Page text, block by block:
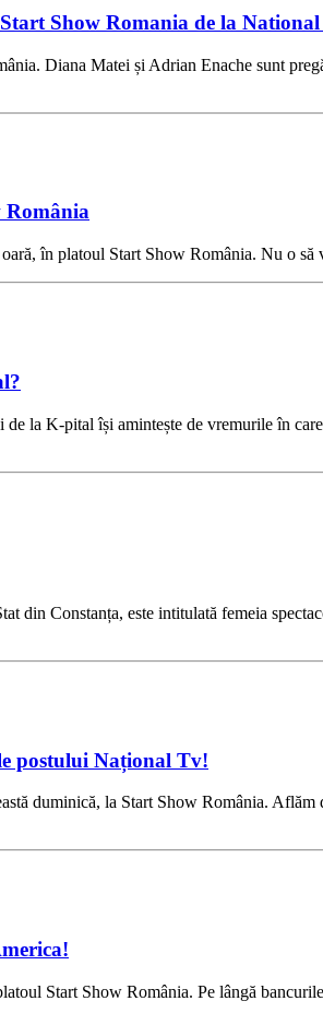
Show Romania de la
Diana Matei și Adrian Enache sunt
România
în platoul Start Show România. Nu o
la K-pital își amintește de vremurile în
din Constanța, este intitulată femeia
postului Național Tv!
duminică, la Start Show România.
Start Show România. Pe lângă